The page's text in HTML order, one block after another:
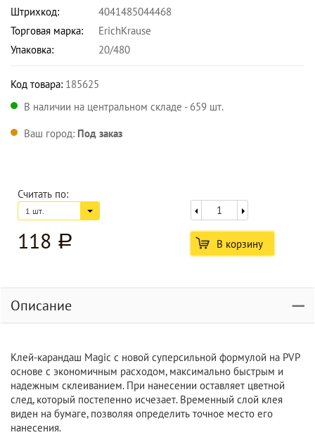
Штрихкод:
4041485044468
Торговая марка:
ErichKrause
Упаковка:
20/480
Код товара: 185625
В наличии на центральном складе - 659 шт.
Ваш город: Под заказ
Считать по:
1 шт.
118 a В корзину
Описание
Клей-карандаш Magic c новой суперсильной формулой на PVP
основе с экономичным расходом, максимально быстрым и
надежным склеиванием. При нанесении оставляет цветной
след, который постепенно исчезает. Временный слой клея
виден на бумаге, позволяя определить точное место его
нанесения.